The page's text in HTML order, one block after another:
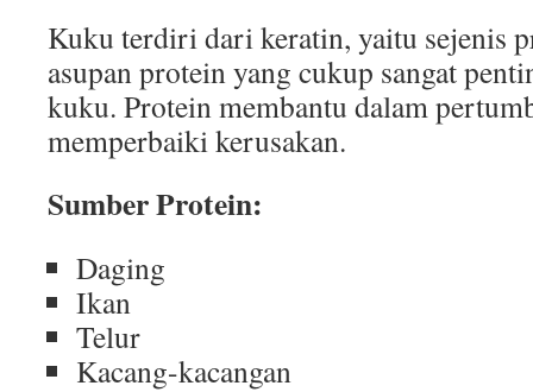
Kuku terdiri dari keratin, yaitu sejenis
asupan protein yang cukup sangat
kuku. Protein membantu dalam
memperbaiki kerusakan.
Sumber Protein:
Daging
Ikan
Telur
Kacang-kacangan